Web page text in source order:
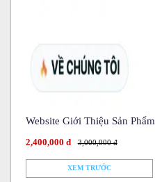
Website Giới Thiệu Sản Phẩm
2,400,000 đ 3,000,000 đ
XEM TRƯỚC